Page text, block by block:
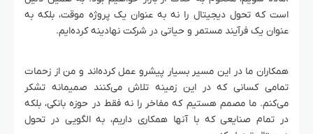
است که تحول دیجیتال را نه به عنوان یک پروژه موقت، بلکه به
عنوان یک فرآیند مستمر و حیاتی در شرکت نهادینه کرده‌ایم.
همکاران ما در این مسیر بسیار پیشرو عمل کرده‌اند و من از زحمات
تمامی کسانی که در این زمینه تلاش می‌کنند صمیمانه تشکر
می‌کنم. ما مصمم هستیم که مفاخر را نه فقط در حوزه بانکی، بلکه
در تمام صنایعی که با آنها همکاری داریم، به الگویی در تحول